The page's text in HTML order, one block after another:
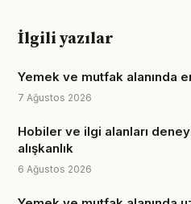
İlgili yazılar
Yemek ve mutfak alanında
7 Ağustos 2026
Hobiler ve ilgi alanları
alışkanlık
6 Ağustos 2026